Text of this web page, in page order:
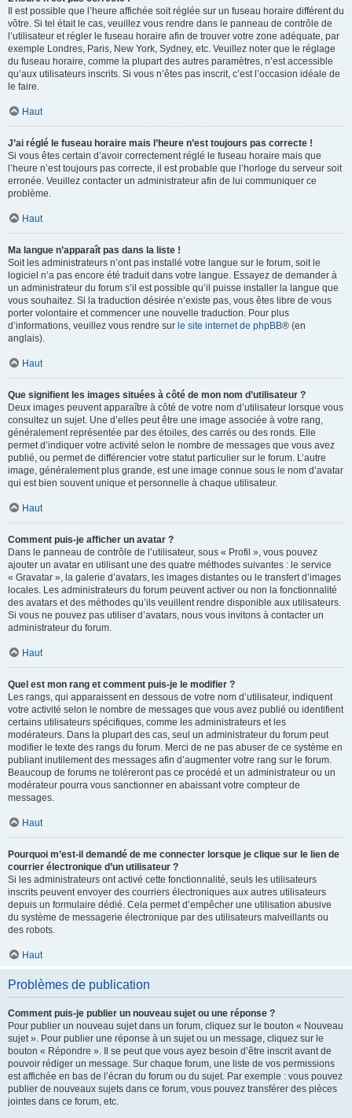
Il est possible que l’heure affichée soit réglée sur un fuseau horaire différent du
vôtre. Si tel était le cas, veuillez vous rendre dans le panneau de contrôle de
l’utilisateur et régler le fuseau horaire afin de trouver votre zone adéquate, par
exemple Londres, Paris, New York, Sydney, etc. Veuillez noter que le réglage
du fuseau horaire, comme la plupart des autres paramètres, n’est accessible
qu’aux utilisateurs inscrits. Si vous n’êtes pas inscrit, c’est l’occasion idéale de
le faire.
Haut
J’ai réglé le fuseau horaire mais l’heure n’est toujours pas correcte !
Si vous êtes certain d’avoir correctement réglé le fuseau horaire mais que
l’heure n’est toujours pas correcte, il est probable que l’horloge du serveur soit
erronée. Veuillez contacter un administrateur afin de lui communiquer ce
problème.
Haut
Ma langue n’apparaît pas dans la liste !
Soit les administrateurs n’ont pas installé votre langue sur le forum, soit le
logiciel n’a pas encore été traduit dans votre langue. Essayez de demander à
un administrateur du forum s’il est possible qu’il puisse installer la langue que
vous souhaitez. Si la traduction désirée n’existe pas, vous êtes libre de vous
porter volontaire et commencer une nouvelle traduction. Pour plus
d’informations, veuillez vous rendre sur le site internet de phpBB® (en
anglais).
Haut
Que signifient les images situées à côté de mon nom d’utilisateur ?
Deux images peuvent apparaître à côté de votre nom d’utilisateur lorsque vous
consultez un sujet. Une d’elles peut être une image associée à votre rang,
généralement représentée par des étoiles, des carrés ou des ronds. Elle
permet d’indiquer votre activité selon le nombre de messages que vous avez
publié, ou permet de différencier votre statut particulier sur le forum. L’autre
image, généralement plus grande, est une image connue sous le nom d’avatar
qui est bien souvent unique et personnelle à chaque utilisateur.
Haut
Comment puis-je afficher un avatar ?
Dans le panneau de contrôle de l’utilisateur, sous « Profil », vous pouvez
ajouter un avatar en utilisant une des quatre méthodes suivantes : le service
« Gravatar », la galerie d’avatars, les images distantes ou le transfert d’images
locales. Les administrateurs du forum peuvent activer ou non la fonctionnalité
des avatars et des méthodes qu’ils veuillent rendre disponible aux utilisateurs.
Si vous ne pouvez pas utiliser d’avatars, nous vous invitons à contacter un
administrateur du forum.
Haut
Quel est mon rang et comment puis-je le modifier ?
Les rangs, qui apparaissent en dessous de votre nom d’utilisateur, indiquent
votre activité selon le nombre de messages que vous avez publié ou identifient
certains utilisateurs spécifiques, comme les administrateurs et les
modérateurs. Dans la plupart des cas, seul un administrateur du forum peut
modifier le texte des rangs du forum. Merci de ne pas abuser de ce système en
publiant inutilement des messages afin d’augmenter votre rang sur le forum.
Beaucoup de forums ne toléreront pas ce procédé et un administrateur ou un
modérateur pourra vous sanctionner en abaissant votre compteur de
messages.
Haut
Pourquoi m’est-il demandé de me connecter lorsque je clique sur le lien de
courrier électronique d’un utilisateur ?
Si les administrateurs ont activé cette fonctionnalité, seuls les utilisateurs
inscrits peuvent envoyer des courriers électroniques aux autres utilisateurs
depuis un formulaire dédié. Cela permet d’empêcher une utilisation abusive
du système de messagerie électronique par des utilisateurs malveillants ou
des robots.
Haut
Problèmes de publication
Comment puis-je publier un nouveau sujet ou une réponse ?
Pour publier un nouveau sujet dans un forum, cliquez sur le bouton « Nouveau
sujet ». Pour publier une réponse à un sujet ou un message, cliquez sur le
bouton « Répondre ». Il se peut que vous ayez besoin d’être inscrit avant de
pouvoir rédiger un message. Sur chaque forum, une liste de vos permissions
est affichée en bas de l’écran du forum ou du sujet. Par exemple : vous pouvez
publier de nouveaux sujets dans ce forum, vous pouvez transférer des pièces
jointes dans ce forum, etc.